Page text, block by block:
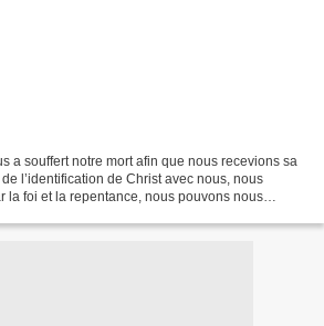
a souffert notre mort afin que nous recevions sa
l’identification de Christ avec nous, nous
la foi et la repentance, nous pouvons nous